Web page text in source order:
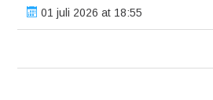
01 juli 2026 at 18:55